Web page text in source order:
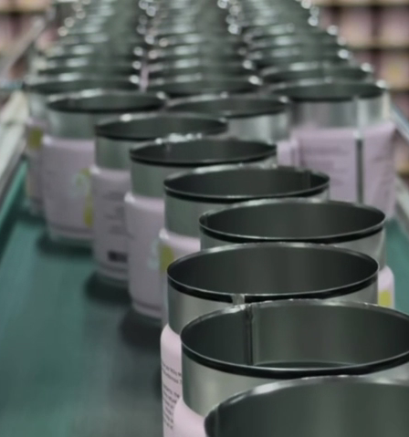
Tienda
Matcha
Ceremonia del matcha
Matcha de vainilla
Matcha de fresa
Cereza Matcha
Chocolate blanco Matcha
Matcha y
plátano
(novedad)
Ver todos
Lo esencial
Caja de Matcha para ceremonias
Caja de Matcha «Ceremonia deVainilla» (Nueva)
Tarjeta regalo
Matcha para llevar
Batidor de bambú
Batidor eléctrico
Bolso tote burdeos